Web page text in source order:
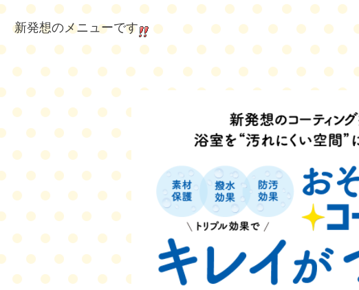
新発想のメニューです